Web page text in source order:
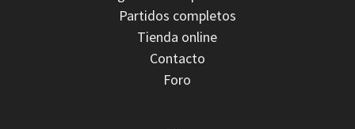
Partidos completos
Tienda online
Contacto
Foro